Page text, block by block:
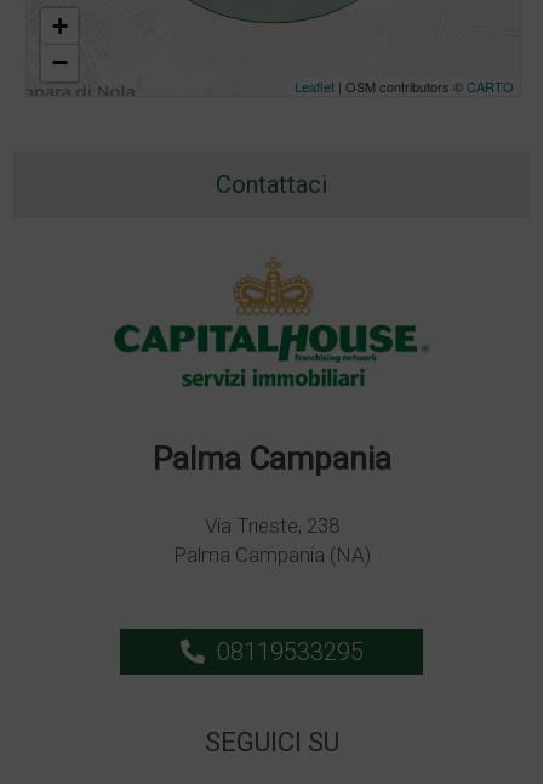
+
−
Leaflet| OSM contributors ©CARTO
Contattaci
Palma Campania
Via Trieste, 238
Palma Campania (NA)
08119533295
SEGUICI SU